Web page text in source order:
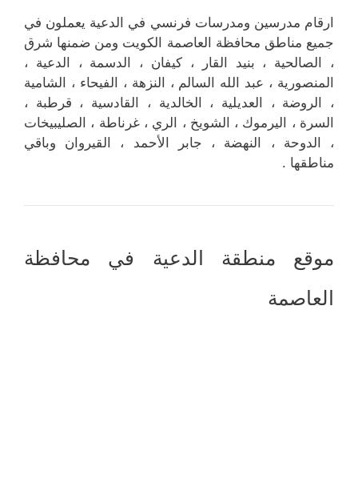
ارقام مدرسين ومدرسات فرنسي في الدعية يعملون في
جميع مناطق محافظة العاصمة الكويت ومن ضمنها شرق
، الصالحية ، بنيد القار ، كيفان ، الدسمة ، الدعية ،
المنصورية ، عبد الله السالم ، النزهة ، الفيحاء ، الشامية
، الروضة ، العديلية ، الخالدية ، القادسية ، قرطبة ،
السرة ، اليرموك ، الشويخ ، الري ، غرناطة ، الصليبيخات
، الدوحة ، النهضة ، جابر الأحمد ، القيروان وباقي
مناطقها .
موقع منطقة الدعية في محافظة
العاصمة